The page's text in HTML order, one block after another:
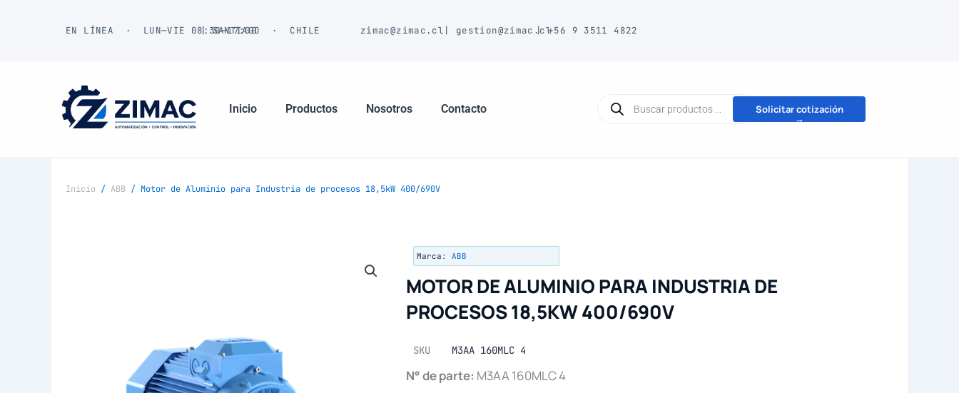
EN LÍNEA · LUN—VIE 08:30—17:00| SANTIAGO · CHILE zimac@zimac.cl | gestion@zimac.cl
|+56 9 3511 4822
Inicio Productos Nosotros Contacto
productos
Solicitar cotización
→
Inicio / ABB / Motor de Aluminio para Industria de procesos 18,5kW 400/690V
Marca: ABB
MOTOR DE ALUMINIO PARA INDUSTRIA DE
PROCESOS 18,5KW 400/690V
SKU M3AA 160MLC 4
N° de parte: M3AA 160MLC 4